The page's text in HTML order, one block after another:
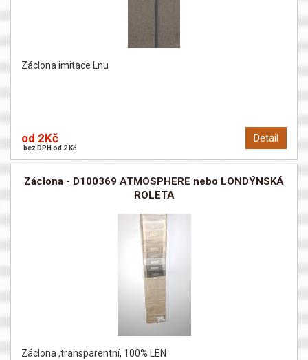
Záclona imitace Lnu
Detail
od 2Kč
bez DPH od 2 Kč
Záclona - D100369 ATMOSPHERE nebo LONDÝNSKÁ
ROLETA
Záclona ,transparentní, 100% LEN